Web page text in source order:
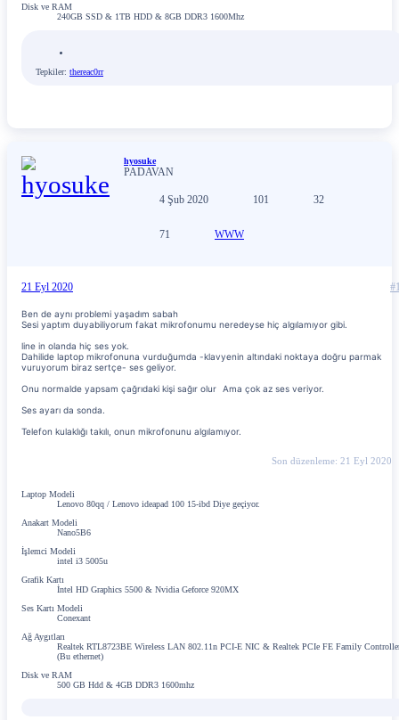
Disk ve RAM
240GB SSD & 1TB HDD & 8GB DDR3 1600Mhz
Tepkiler: thereac0rr
hyosuke
PADAVAN
4 Şub 2020 101 32
71 WWW
21 Eyl 2020
Ben de aynı problemi yaşadım sabah
Sesi yaptım duyabiliyorum fakat mikrofonumu neredeyse hiç algılamıyor gibi.
line in olanda hiç ses yok.
Dahilide laptop mikrofonuna vurduğumda -klavyenin altındaki noktaya doğru parmak
vuruyorum biraz sertçe- ses geliyor.
Onu normalde yapsam çağrıdaki kişi sağır olur Ama çok az ses veriyor.
Ses ayarı da sonda.
Telefon kulaklığı takılı, onun mikrofonunu algılamıyor.
Son düzenleme: 21 Eyl 2020
Laptop Modeli
Lenovo 80qq / Lenovo ideapad 100 15-ibd Diye geçiyor.
Anakart Modeli
Nano5B6
İşlemci Modeli
intel i3 5005u
Grafik Kartı
İntel HD Graphics 5500 & Nvidia Geforce 920MX
Ses Kartı Modeli
Conexant
Ağ Aygıtları
Realtek RTL8723BE Wireless LAN 802.11n PCI-E NIC & Realtek PCIe FE Family
(Bu ethernet)
Disk ve RAM
500 GB Hdd & 4GB DDR3 1600mhz